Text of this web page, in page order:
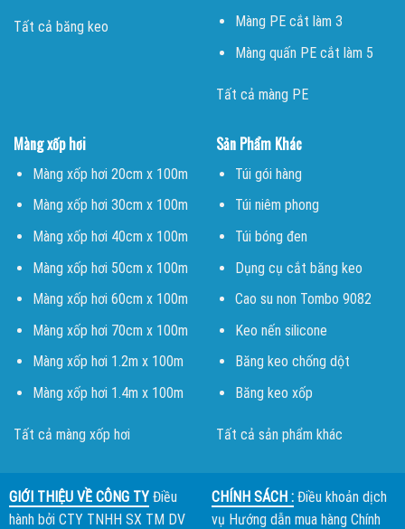
Tất cả băng keo
Màng PE cắt làm 3
Màng quấn PE cắt làm 5
Tất cả màng PE
Màng xốp hơi
Màng xốp hơi 20cm x 100m
Màng xốp hơi 30cm x 100m
Màng xốp hơi 40cm x 100m
Màng xốp hơi 50cm x 100m
Màng xốp hơi 60cm x 100m
Màng xốp hơi 70cm x 100m
Màng xốp hơi 1.2m x 100m
Màng xốp hơi 1.4m x 100m
Tất cả màng xốp hơi
Sản Phẩm Khác
Túi gói hàng
Túi niêm phong
Túi bóng đen
Dụng cụ cắt băng keo
Cao su non Tombo 9082
Keo nến silicone
Băng keo chống dột
Băng keo xốp
Tất cả sản phẩm khác
GIỚI THIỆU VỀ CÔNG TYĐiều
hành bởi CTY TNHH SX TM DV
CHÍNH SÁCH : Điều khoản dịch
vụ Hướng dẫn mua hàng Chính